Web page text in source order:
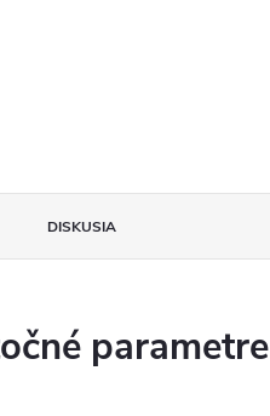
DISKUSIA
parametre